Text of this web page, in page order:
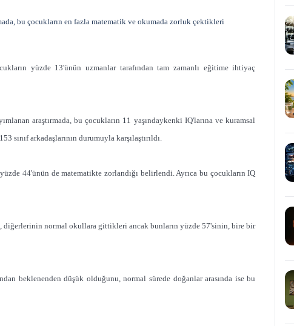
bu çocukların en fazla matematik ve okumada zorluk çektikleri
yüzde 13'ünün uzmanlar tarafından tam zamanlı eğitime ihtiyaç
araştırmada, bu çocukların 11 yaşındaykenki IQ'larına ve kuramsal
sınıf arkadaşlarının durumuyla karşılaştırıldı.
44'ünün de matematikte zorlandığı belirlendi. Ayrıca bu çocukların IQ
diğerlerinin normal okullara gittikleri ancak bunların yüzde 57'sinin, bire bir
beklenenden düşük olduğunu, normal sürede doğanlar arasında ise bu